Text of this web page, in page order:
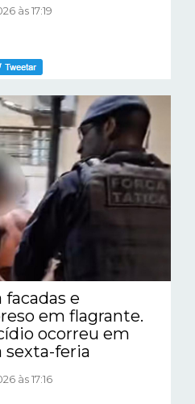
às 17:19
e
em flagrante.
ocorreu em
sexta-feria
às 17:16